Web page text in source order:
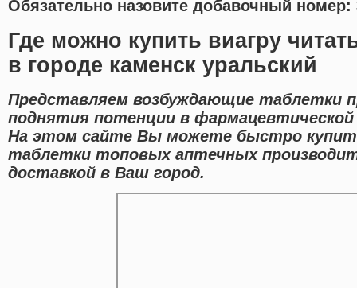
Обязательно назовите добавочный номер:
Где можно купить виагру
в городе каменск уральский
Представляем возбуждающие таблетки
поднятия потенции в фармацевтической
На этом сайте Вы можете быстро
таблетки топовых аптечных
доставкой в Ваш город.